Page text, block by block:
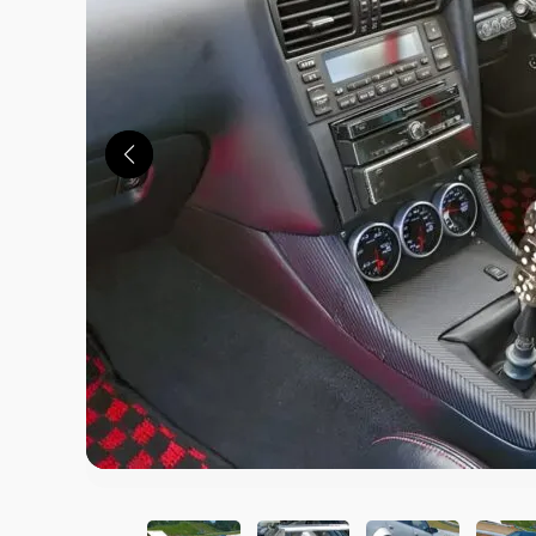
この画像の記事を